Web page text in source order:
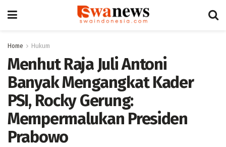
Home Hukum
Menhut Raja Juli Antoni
Banyak Mengangkat Kader
PSI, Rocky Gerung:
Mempermalukan Presiden
Prabowo